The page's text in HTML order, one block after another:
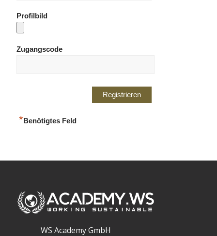
Profilbild
Zugangscode
*Benötigtes Feld
WS Academy GmbH